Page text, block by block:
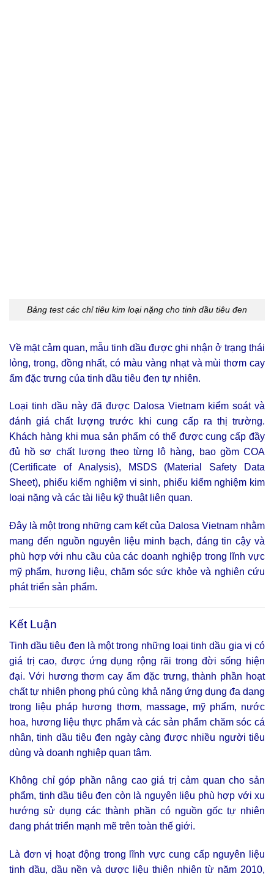
Bảng test các chỉ tiêu kim loại nặng cho tinh dầu tiêu đen
Về mặt cảm quan, mẫu tinh dầu được ghi nhận ở trạng thái
lỏng, trong, đồng nhất, có màu vàng nhạt và mùi thơm cay
ấm đặc trưng của tinh dầu tiêu đen tự nhiên.
Loại tinh dầu này đã được Dalosa Vietnam kiểm soát và
đánh giá chất lượng trước khi cung cấp ra thị trường.
Khách hàng khi mua sản phẩm có thể được cung cấp đầy
đủ hồ sơ chất lượng theo từng lô hàng, bao gồm COA
(Certificate of Analysis), MSDS (Material Safety Data
Sheet), phiếu kiểm nghiệm vi sinh, phiếu kiểm nghiệm kim
loại nặng và các tài liệu kỹ thuật liên quan.
Đây là một trong những cam kết của Dalosa Vietnam nhằm
mang đến nguồn nguyên liệu minh bạch, đáng tin cậy và
phù hợp với nhu cầu của các doanh nghiệp trong lĩnh vực
mỹ phẩm, hương liệu, chăm sóc sức khỏe và nghiên cứu
phát triển sản phẩm.
Kết Luận
Tinh dầu tiêu đen là một trong những loại tinh dầu gia vị có
giá trị cao, được ứng dụng rộng rãi trong đời sống hiện
đại. Với hương thơm cay ấm đặc trưng, thành phần hoạt
chất tự nhiên phong phú cùng khả năng ứng dụng đa dạng
trong liệu pháp hương thơm, massage, mỹ phẩm, nước
hoa, hương liệu thực phẩm và các sản phẩm chăm sóc cá
nhân, tinh dầu tiêu đen ngày càng được nhiều người tiêu
dùng và doanh nghiệp quan tâm.
Không chỉ góp phần nâng cao giá trị cảm quan cho sản
phẩm, tinh dầu tiêu đen còn là nguyên liệu phù hợp với xu
hướng sử dụng các thành phần có nguồn gốc tự nhiên
đang phát triển mạnh mẽ trên toàn thế giới.
Là đơn vị hoạt động trong lĩnh vực cung cấp nguyên liệu
tinh dầu, dầu nền và dược liệu thiên nhiên từ năm 2010,